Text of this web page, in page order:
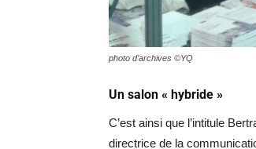
photo d’archives ©YQ
Un salon « hybride »
C’est ainsi que l’intitule
directrice de la